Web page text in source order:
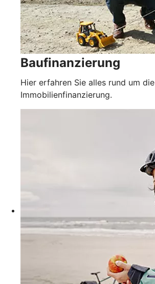
Baufinanzierung
Hier erfahren Sie alles rund um die
Immobilienfinanzierung.